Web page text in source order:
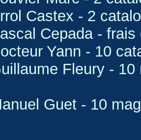
Castex - 2
Cepada -
Yann - 10
Fleury -
Guet - 10